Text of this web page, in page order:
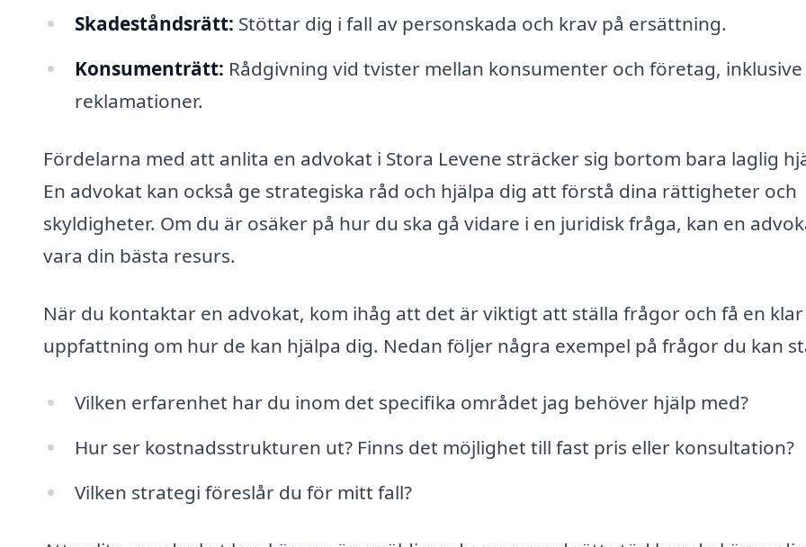
Skadeståndsrätt: Stöttar dig i fall av personskada och krav på ersättning.
Konsumenträtt: Rådgivning vid tvister mellan konsumenter och företag, inklusive
reklamationer.
Fördelarna med att anlita en advokat i Stora Levene sträcker sig bortom bara laglig
En advokat kan också ge strategiska råd och hjälpa dig att förstå dina rättigheter och
skyldigheter. Om du är osäker på hur du ska gå vidare i en juridisk fråga, kan en
vara din bästa resurs.
När du kontaktar en advokat, kom ihåg att det är viktigt att ställa frågor och få en klar
uppfattning om hur de kan hjälpa dig. Nedan följer några exempel på frågor du kan
Vilken erfarenhet har du inom det specifika området jag behöver hjälp med?
Hur ser kostnadsstrukturen ut? Finns det möjlighet till fast pris eller konsultation?
Vilken strategi föreslår du för mitt fall?